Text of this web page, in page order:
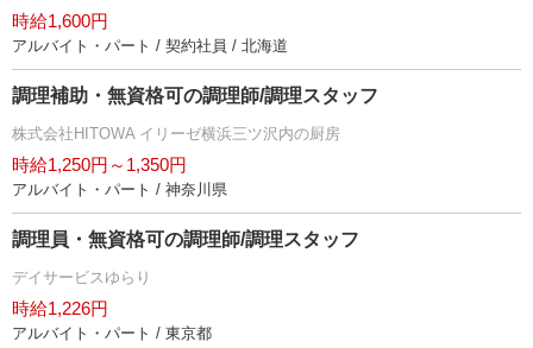
時給1,600円
アルバイト・パート / 契約社員 / 北海道
調理補助・無資格可の調理師/調理スタッフ
株式会社HITOWA イリーゼ横浜三ツ沢内の厨房
時給1,250円～1,350円
アルバイト・パート / 神奈川県
調理員・無資格可の調理師/調理スタッフ
デイサービスゆらり
時給1,226円
アルバイト・パート / 東京都